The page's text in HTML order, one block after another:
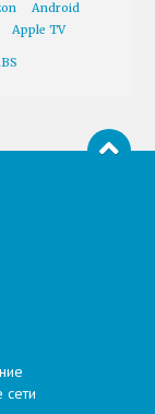
Android
Apple TV